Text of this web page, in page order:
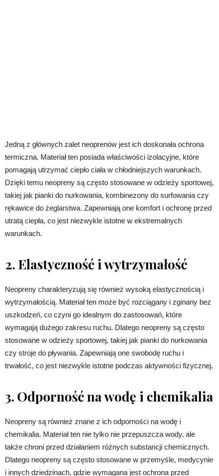
Jedną z głównych zalet neoprenów jest ich doskonała ochrona
termiczna. Materiał ten posiada właściwości izolacyjne, które
pomagają utrzymać ciepło ciała w chłodniejszych warunkach.
Dzięki temu neopreny są często stosowane w odzieży sportowej,
takiej jak pianki do nurkowania, kombinezony do surfowania czy
rękawice do żeglarstwa. Zapewniają one komfort i ochronę przed
utratą ciepła, co jest niezwykle istotne w ekstremalnych
warunkach.
2. Elastyczność i wytrzymałość
Neopreny charakteryzują się również wysoką elastycznością i
wytrzymałością. Materiał ten może być rozciągany i zginany bez
uszkodzeń, co czyni go idealnym do zastosowań, które
wymagają dużego zakresu ruchu. Dlatego neopreny są często
stosowane w odzieży sportowej, takiej jak pianki do nurkowania
czy stroje do pływania. Zapewniają one swobodę ruchu i
trwałość, co jest niezwykle istotne podczas aktywności fizycznej.
3. Odporność na wodę i chemikalia
Neopreny są również znane z ich odporności na wodę i
chemikalia. Materiał ten nie tylko nie przepuszcza wody, ale
także chroni przed działaniem różnych substancji chemicznych.
Dlatego neopreny są często stosowane w przemyśle, medycynie
i innych dziedzinach, gdzie wymagana jest ochrona przed